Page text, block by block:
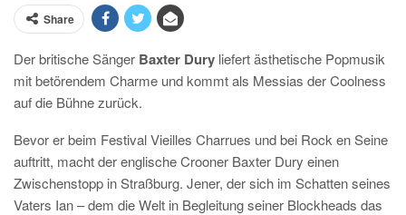
Share
Der britische Sänger Baxter Dury liefert ästhetische Popmusik
mit betörendem Charme und kommt als Messias der Coolness
auf die Bühne zurück.
Bevor er beim Festival Vieilles Charrues und bei Rock en Seine
auftritt, macht der englische Crooner Baxter Dury einen
Zwischenstopp in Straßburg. Jener, der sich im Schatten seines
Vaters Ian – dem die Welt in Begleitung seiner Blockheads das